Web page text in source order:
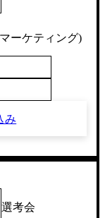
ーケティング)
み
選考会